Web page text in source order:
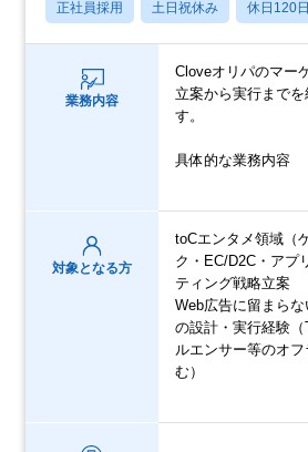
正社員採用 土日祝休み 休日120
業務内容
Cloveオリパのマー
立案から実行まで
す。
具体的な業務内容
対象となる方
toCエンタメ領域（
ク・EC/D2C・アプ
ティング戦略立案
Web広告に留まら
の設計・実行経験
ルエンサー等のオ
む）